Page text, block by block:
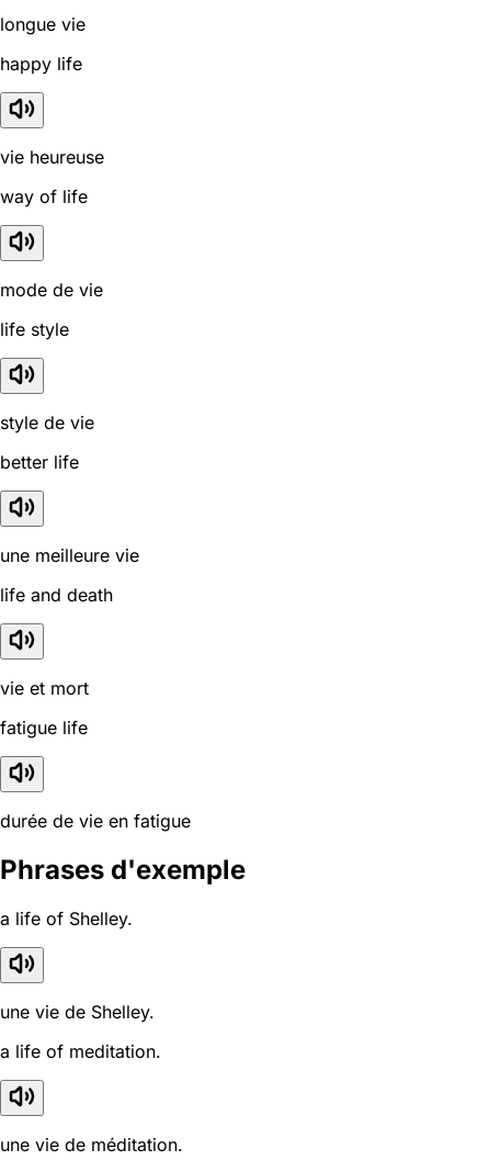
longue vie
happy life
vie heureuse
way of life
mode de vie
life style
style de vie
better life
une meilleure vie
life and death
vie et mort
fatigue life
durée de vie en fatigue
Phrases d'exemple
a life of Shelley.
une vie de Shelley.
a life of meditation.
une vie de méditation.